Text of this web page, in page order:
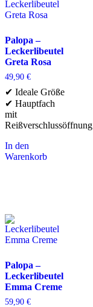
Palopa –
Leckerlibeutel
Greta Rosa
49,90 €
✔ Ideale Größe
✔ Hauptfach
mit
Reißverschlussöffnung
In den
Warenkorb
Palopa –
Leckerlibeutel
Emma Creme
59,90 €